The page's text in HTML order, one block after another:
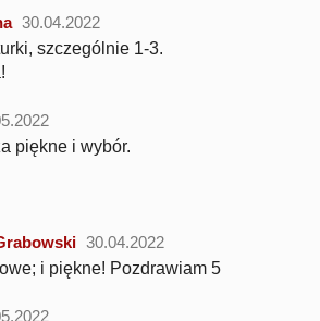
30.04.2022
szczególnie 1-3.
piękne i wybór.
30.04.2022
i piękne! Pozdrawiam 5